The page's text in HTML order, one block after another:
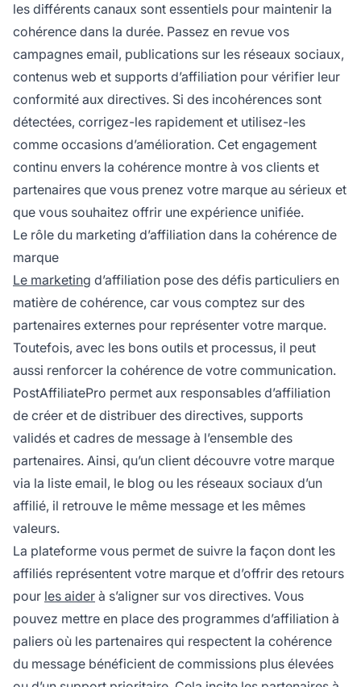
les différents canaux sont essentiels pour maintenir la
cohérence dans la durée. Passez en revue vos
campagnes email, publications sur les réseaux sociaux,
contenus web et supports d’affiliation pour vérifier leur
conformité aux directives. Si des incohérences sont
détectées, corrigez-les rapidement et utilisez-les
comme occasions d’amélioration. Cet engagement
continu envers la cohérence montre à vos clients et
partenaires que vous prenez votre marque au sérieux et
que vous souhaitez offrir une expérience unifiée.
Le rôle du marketing d’affiliation dans la cohérence de
marque
Le marketing d’affiliation pose des défis particuliers en
matière de cohérence, car vous comptez sur des
partenaires externes pour représenter votre marque.
Toutefois, avec les bons outils et processus, il peut
aussi renforcer la cohérence de votre communication.
PostAffiliatePro permet aux responsables d’affiliation
de créer et de distribuer des directives, supports
validés et cadres de message à l’ensemble des
partenaires. Ainsi, qu’un client découvre votre marque
via la liste email, le blog ou les réseaux sociaux d’un
affilié, il retrouve le même message et les mêmes
valeurs.
La plateforme vous permet de suivre la façon dont les
affiliés représentent votre marque et d’offrir des retours
pour les aider à s’aligner sur vos directives. Vous
pouvez mettre en place des programmes d’affiliation à
paliers où les partenaires qui respectent la cohérence
du message bénéficient de commissions plus élevées